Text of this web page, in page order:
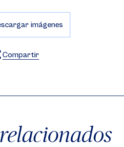
imágenes
Compartir